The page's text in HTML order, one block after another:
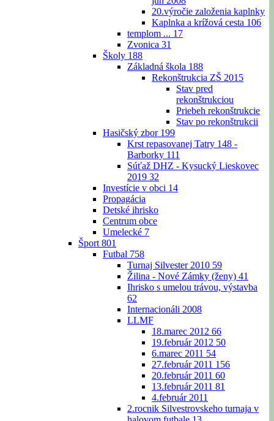
20.výročie založenia kaplnky
Kaplnka a krížová cesta 106
templom ... 17
Zvonica 31
Školy 188
Základná škola 188
Rekonštrukcia ZŠ 2015
Stav pred
rekonštrukciou
Priebeh rekonštrukcie
Stav po rekonštrukcii
Hasičský zbor 199
Krst repasovanej Tatry 148 -
Barborky 111
Súťaž DHZ - Kysucký Lieskovec
2019 32
Investície v obci 14
Propagácia
Detské ihrisko
Centrum obce
Umelecké 7
Šport 801
Futbal 758
Turnaj Silvester 2010 59
Žilina - Nové Zámky (ženy) 41
Ihrisko s umelou trávou, výstavba
62
Internacionáli 2008
LLMF
18.marec 2012 66
19.február 2012 50
6.marec 2011 54
27.február 2011 156
20.február 2011 60
13.február 2011 81
4.február 2011
2.rocnik Silvestrovskeho turnaja v